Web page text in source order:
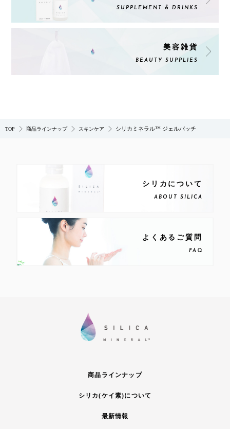
SUPPLEMENT & DRINKS
美容雑貨
BEAUTY SUPPLIES
TOP 商品ラインナップ スキンケア シリカミネラル™ ジェルパッチ
シリカについて
ABOUT SILICA
よくあるご質問
FAQ
商品ラインナップ
シリカ(ケイ素)について
最新情報